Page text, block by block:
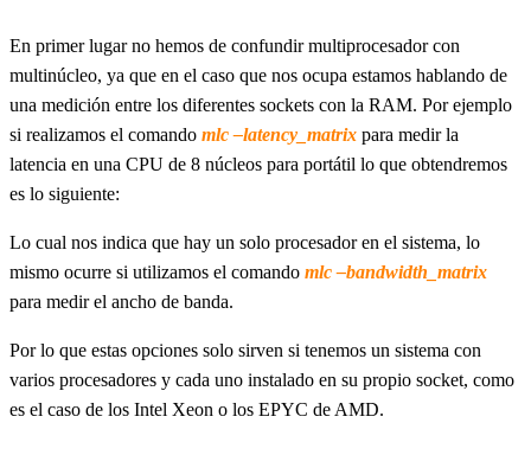
En primer lugar no hemos de confundir multiprocesador con
multinúcleo, ya que en el caso que nos ocupa estamos hablando de
una medición entre los diferentes sockets con la RAM. Por ejemplo
si realizamos el comando mlc –latency_matrix para medir la
latencia en una CPU de 8 núcleos para portátil lo que obtendremos
es lo siguiente:
Lo cual nos indica que hay un solo procesador en el sistema, lo
mismo ocurre si utilizamos el comando mlc –bandwidth_matrix
para medir el ancho de banda.
Por lo que estas opciones solo sirven si tenemos un sistema con
varios procesadores y cada uno instalado en su propio socket, como
es el caso de los Intel Xeon o los EPYC de AMD.